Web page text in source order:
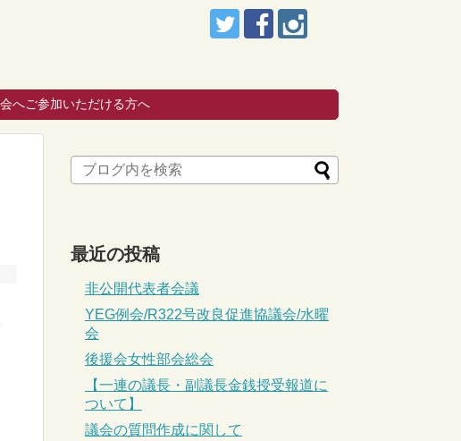
へご参加いただける方へ
最近の投稿
非公開代表者会議
YEG例会/R322号改良促進協議会/水曜
会
後援会女性部会総会
【一連の議長・副議長金銭授受報道に
ついて】
議会の質問作成に関して